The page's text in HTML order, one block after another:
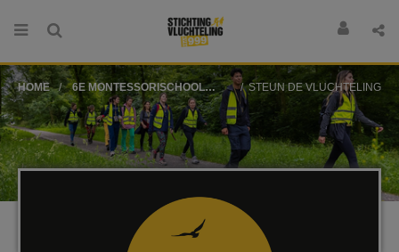
HOME
6E MONTESSORISCHOOL
ANNE FRANK
STEUN DE VLUCHTELINGEN, KOOP EEN